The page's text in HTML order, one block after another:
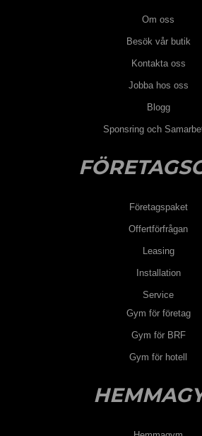
Om oss
Besök vår butik
Kontakta oss
Jobba hos oss
Blogg
Sponsring och
Företagspaket
Offertförfrågan
Leasing
Installation
Service
Gym för företag
Gym för BRF
Gym för hotell